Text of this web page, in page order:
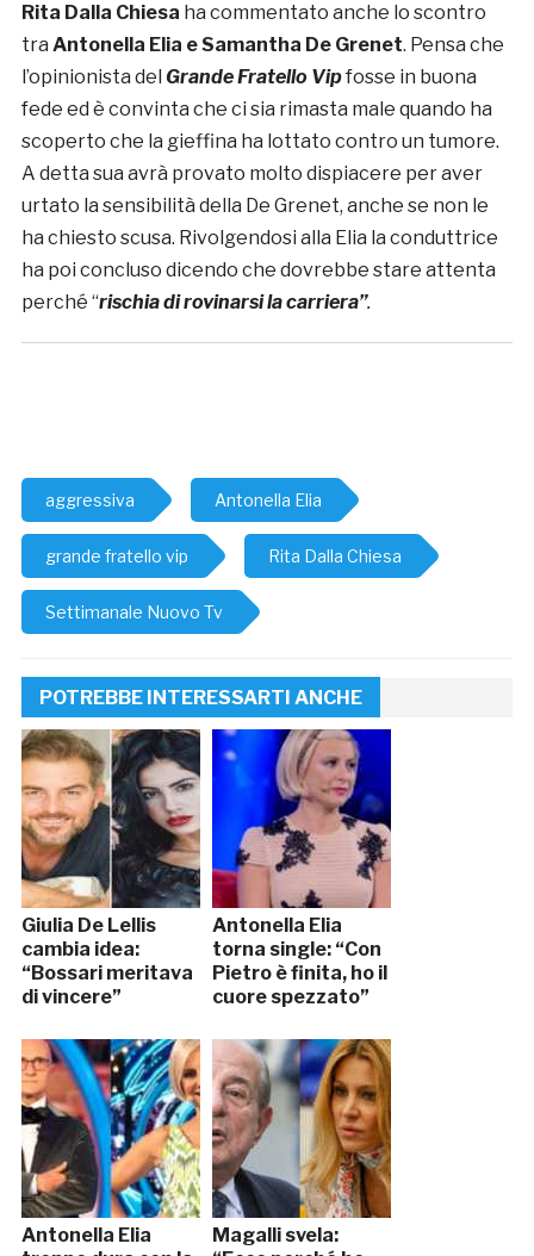
Rita Dalla Chiesa ha commentato anche lo scontro
tra Antonella Elia e Samantha De Grenet. Pensa che
l’opinionista del Grande Fratello Vipfosse in buona
fede ed è convinta che ci sia rimasta male quando ha
scoperto che la gieffina ha lottato contro un tumore.
A detta sua avrà provato molto dispiacere per aver
urtato la sensibilità della De Grenet, anche se non le
ha chiesto scusa. Rivolgendosi alla Elia la conduttrice
ha poi concluso dicendo che dovrebbe stare attenta
perché “rischia dirovinarsi la carriera”.
aggressiva Antonella Elia
grande fratello vip Rita Dalla Chiesa
Settimanale Nuovo Tv
POTREBBE INTERESSARTI ANCHE
Giulia De Lellis
cambia idea:
“Bossari meritava
di vincere”
Antonella Elia
torna single: “Con
Pietro è finita, ho il
cuore spezzato”
Antonella Elia
Magalli svela: